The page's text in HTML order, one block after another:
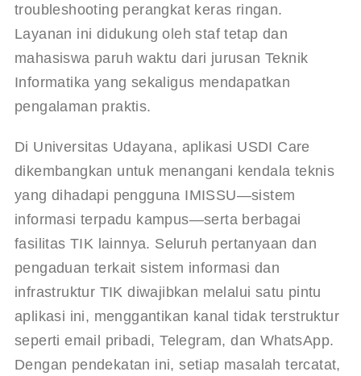
troubleshooting perangkat keras ringan.
Layanan ini didukung oleh staf tetap dan
mahasiswa paruh waktu dari jurusan Teknik
Informatika yang sekaligus mendapatkan
pengalaman praktis.
Di Universitas Udayana, aplikasi USDI Care
dikembangkan untuk menangani kendala teknis
yang dihadapi pengguna IMISSU—sistem
informasi terpadu kampus—serta berbagai
fasilitas TIK lainnya. Seluruh pertanyaan dan
pengaduan terkait sistem informasi dan
infrastruktur TIK diwajibkan melalui satu pintu
aplikasi ini, menggantikan kanal tidak terstruktur
seperti email pribadi, Telegram, dan WhatsApp.
Dengan pendekatan ini, setiap masalah tercatat,